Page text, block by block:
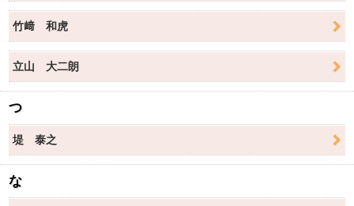
竹﨑 和虎
立山 大二朗
つ
堤 泰之
な